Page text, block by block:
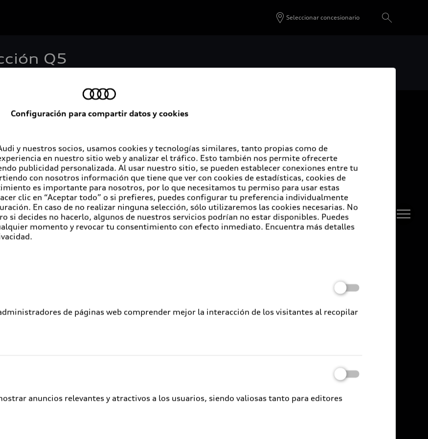
Seleccionar concesionario
Q5
Audi contigo
Audi Financial Services
Seguro Audi Safe
Atención a clientes
Audi Plus
Audi Certified :plus
Concesionarios Audi Certified :plus
Configuración para compartir datos y cookies
y nuestros socios, usamos cookies y tecnologías similares, tanto propias como de
en nuestro sitio web y analizar el tráfico. Esto también nos permite ofrecerte
publicidad personalizada. Al usar nuestro sitio, se pueden establecer conexiones entre tu
con nosotros información que tiene que ver con cookies de estadísticas, cookies de
es importante para nosotros, por lo que necesitamos tu permiso para usar estas
clic en “Aceptar todo” o si prefieres, puedes configurar tu preferencia individualmente
En caso de no realizar ninguna selección, sólo utilizaremos las cookies necesarias. No
si decides no hacerlo, algunos de nuestros servicios podrían no estar disponibles. Puedes
momento y revocar tu consentimiento con efecto inmediato. Encuentra más detalles
de páginas web comprender mejor la interacción de los visitantes al recopilar
anuncios relevantes y atractivos a los usuarios, siendo valiosas tanto para editores